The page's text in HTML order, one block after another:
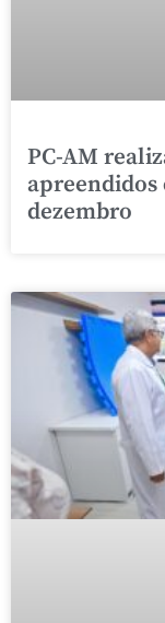
PC-AM
apreendidos
dezembro